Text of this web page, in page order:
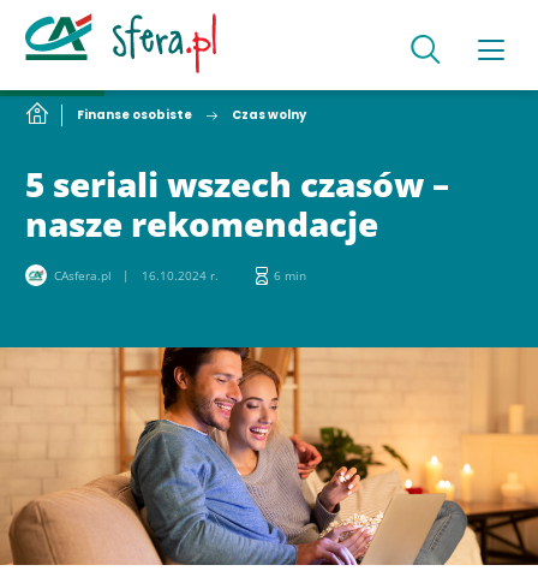
Finanse osobiste Czas wolny
5 seriali wszech czasów –
nasze rekomendacje
CAsfera.pl 16.10.2024 r. 6 min